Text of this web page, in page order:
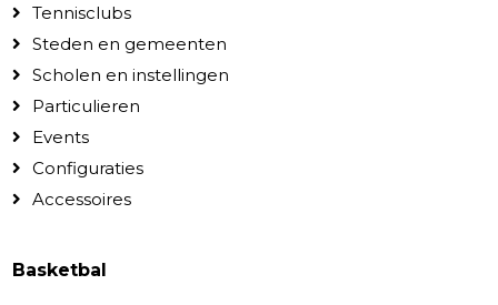
Tennisclubs
Steden en gemeenten
Scholen en instellingen
Particulieren
Events
Configuraties
Accessoires
Basketbal